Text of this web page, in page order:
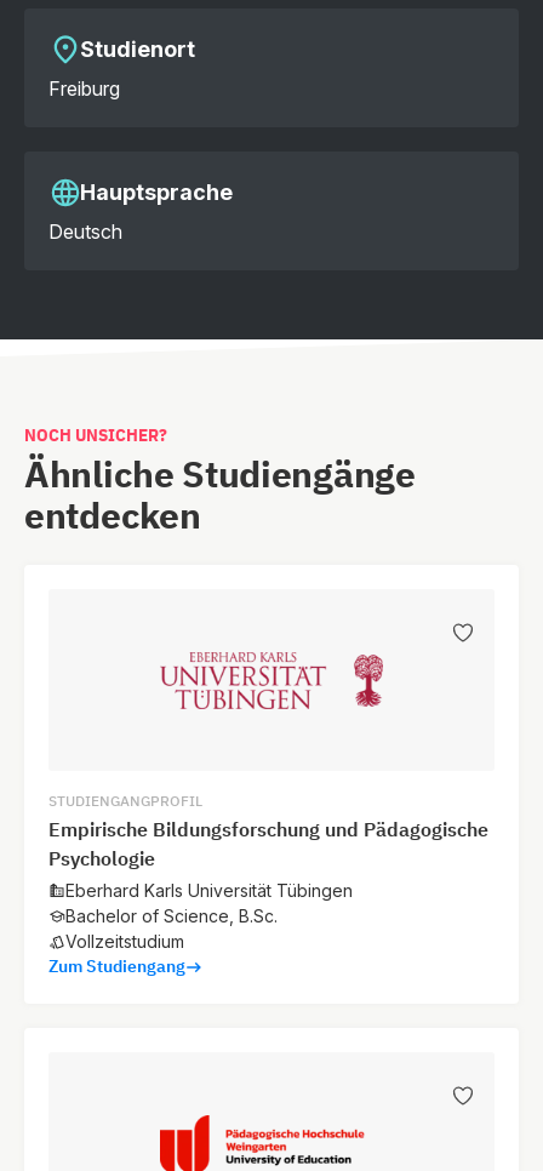
Studienort
Freiburg
Hauptsprache
Deutsch
NOCH UNSICHER?
Ähnliche Studiengänge
entdecken
STUDIENGANGPROFIL
Empirische Bildungsforschung und Pädagogische
Psychologie
Eberhard Karls Universität Tübingen
Bachelor of Science, B.Sc.
Vollzeitstudium
Zum Studiengang